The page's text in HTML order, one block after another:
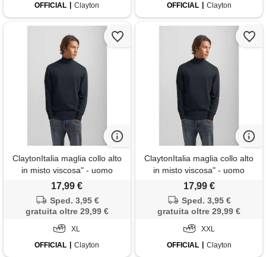
OFFICIAL
Clayton
OFFICIAL
Clayton
ClaytonItalia maglia collo alto
in misto viscosa" - uomo
17,99 €
Sped. 3,95 €
gratuita oltre 29,99 €
XL
OFFICIAL
Clayton
ClaytonItalia maglia collo alto
in misto viscosa" - uomo
17,99 €
Sped. 3,95 €
gratuita oltre 29,99 €
XXL
OFFICIAL
Clayton